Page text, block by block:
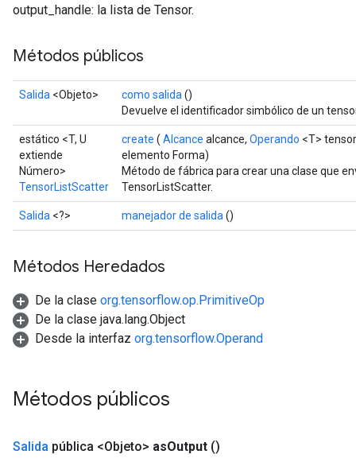
output_handle: la lista de Tensor.
Métodos públicos
Salida <Objeto> como salida ()
Devuelve el identificador simbólico de un
estático <T, U
extiende
Número>
TensorListScatter
create ( Alcance alcance, Operando <T>
elemento Forma)
Método de fábrica para crear una clase que
TensorListScatter.
Salida <?> manejador de salida ()
Métodos Heredados
De la clase org.tensorflow.op.PrimitiveOp
De la clase java.lang.Object
Desde la interfaz org.tensorflow.Operand
Métodos públicos
Salida pública <Objeto> asOutput ()